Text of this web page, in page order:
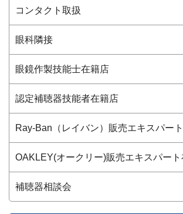
コンタクト取扱
眼科隣接
眼鏡作製技能士在籍店
認定補聴器技能者在籍店
Ray-Ban（レイバン）販売エキスパー
OAKLEY(オークリー)販売エキスパー
補聴器相談会